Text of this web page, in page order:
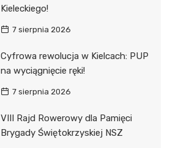
Kieleckiego!
7 sierpnia 2026
Cyfrowa rewolucja w Kielcach: PUP
na wyciągnięcie ręki!
7 sierpnia 2026
VIII Rajd Rowerowy dla Pamięci
Brygady Świętokrzyskiej NSZ